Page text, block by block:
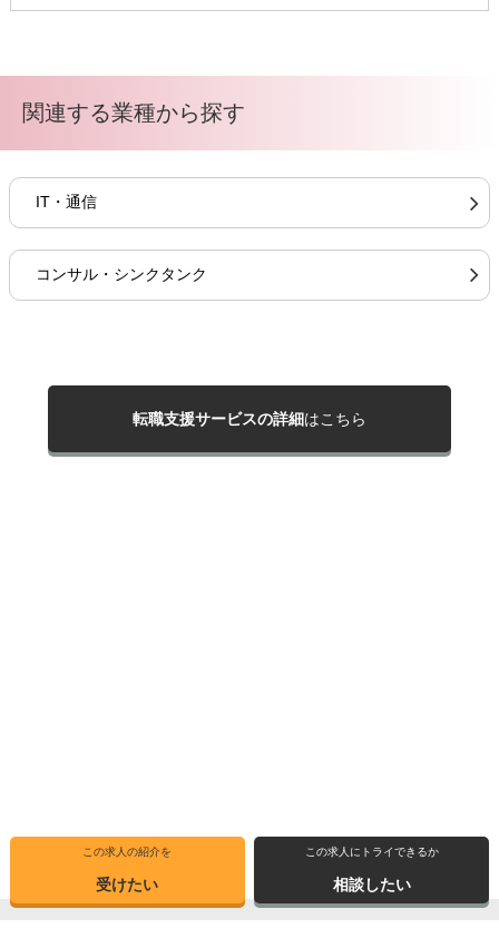
この求人の紹介を
受けたい
この求人にトライできるか
相談したい
関連する業種から探す
IT・通信
コンサル・シンクタンク
転職支援サービスの詳細はこちら